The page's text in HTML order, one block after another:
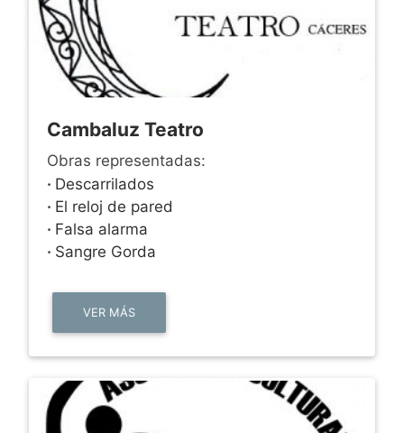
Cambaluz Teatro
Obras representadas:
· Descarrilados
· El reloj de pared
· Falsa alarma
· Sangre Gorda
VER MÁS